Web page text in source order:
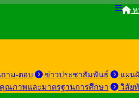
ห
าม-ตอบ ข่าวประชาสัมพันธ์
แผน
ณภาพและมาตรฐานการศึกษา วิสัย